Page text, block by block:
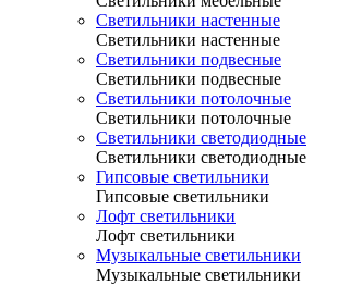
Светильники настенные
Светильники настенные
Светильники подвесные
Светильники подвесные
Светильники потолочные
Светильники потолочные
Светильники светодиодные
Светильники светодиодные
Гипсовые светильники
Гипсовые светильники
Лофт светильники
Лофт светильники
Музыкальные светильники
Музыкальные светильники